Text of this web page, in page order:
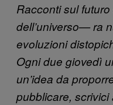
Racconti sul futuro
dell’universo— ra
evoluzioni
Ogni due giovedì
un’idea da
pubblicare, scrivici